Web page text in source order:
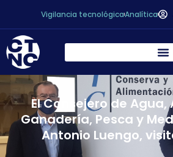
Vigilancia tecnológicaAnalítica
El Consejero de
Ganadería, Pesca y
Antonio Luengo,